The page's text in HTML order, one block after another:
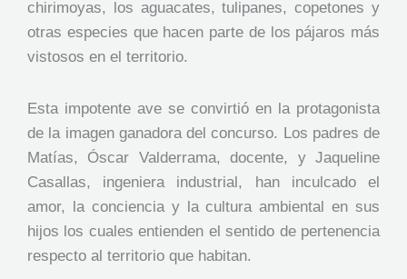
chirimoyas, los aguacates, tulipanes, copetones y
otras especies que hacen parte de los pájaros más
vistosos en el territorio.
Esta impotente ave se convirtió en la protagonista
de la imagen ganadora del concurso. Los padres de
Matías, Óscar Valderrama, docente, y Jaqueline
Casallas, ingeniera industrial, han inculcado el
amor, la conciencia y la cultura ambiental en sus
hijos los cuales entienden el sentido de pertenencia
respecto al territorio que habitan.